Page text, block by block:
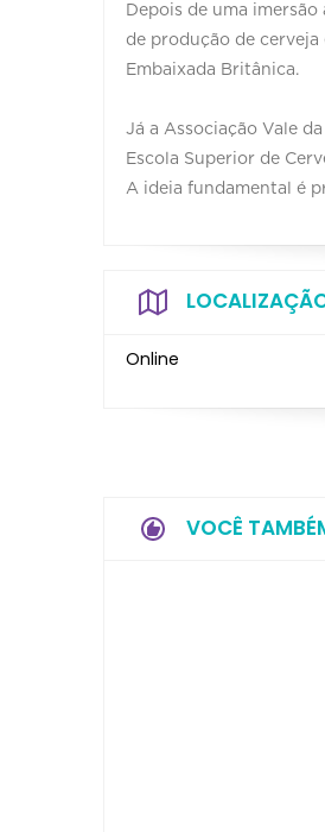
Depois de uma
de produção de cerveja
Embaixada Britânica.
Já a Associação Vale
Escola Superior de
A ideia fundamental é
Online
VOCÊ